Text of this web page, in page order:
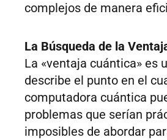
complejos de manera
La Búsqueda de la
La «ventaja cuántica» es
describe el punto en el
computadora cuántica
problemas que serían
imposibles de abordar